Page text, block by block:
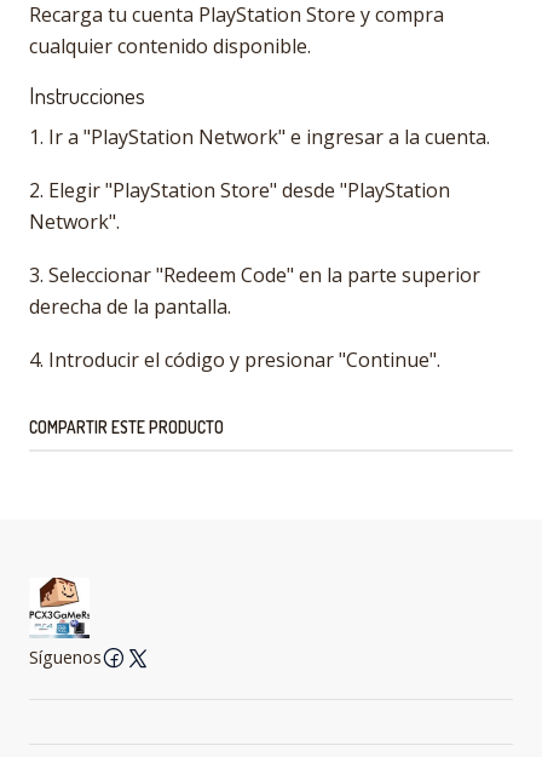
Recarga tu cuenta PlayStation Store y compra
cualquier contenido disponible.
Instrucciones
1. Ir a "PlayStation Network" e ingresar a la cuenta.
2. Elegir "PlayStation Store" desde "PlayStation
Network".
3. Seleccionar "Redeem Code" en la parte superior
derecha de la pantalla.
4. Introducir el código y presionar "Continue".
COMPARTIR ESTE PRODUCTO
Síguenos